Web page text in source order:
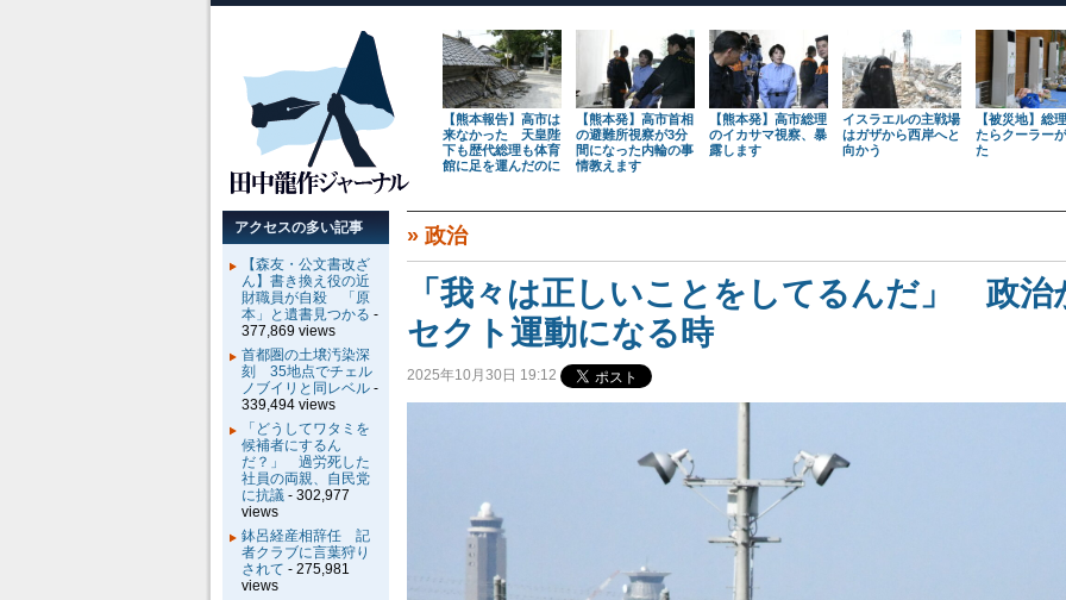
【熊本報告】高市は
来なかった 天皇陛
下も歴代総理も体育
館に足を運んだのに
【熊本発】高市首相
の避難所視察が3分
間になった内輪の事
情教えます
【熊本発】高市総理
のイカサマ視察、暴
露します
イスラエルの主戦場
はガザから西岸へと
向かう
【被災地】総
たらクーラー
た
» 政治
「我々は正しいことをしてるんだ」 政治
セクト運動になる時
2025年10月30日 19:12
アクセスの多い記事
【森友・公文書改ざ
ん】書き換え役の近
財職員が自殺 「原
本」と遺書見つかる -
377,869 views
首都圏の土壌汚染深
刻 35地点でチェル
ノブイリと同レベル -
339,494 views
「どうしてワタミを
候補者にするん
だ？」 過労死した
社員の両親、自民党
に抗議 - 302,977
views
鉢呂経産相辞任 記
者クラブに言葉狩り
されて - 275,981
views